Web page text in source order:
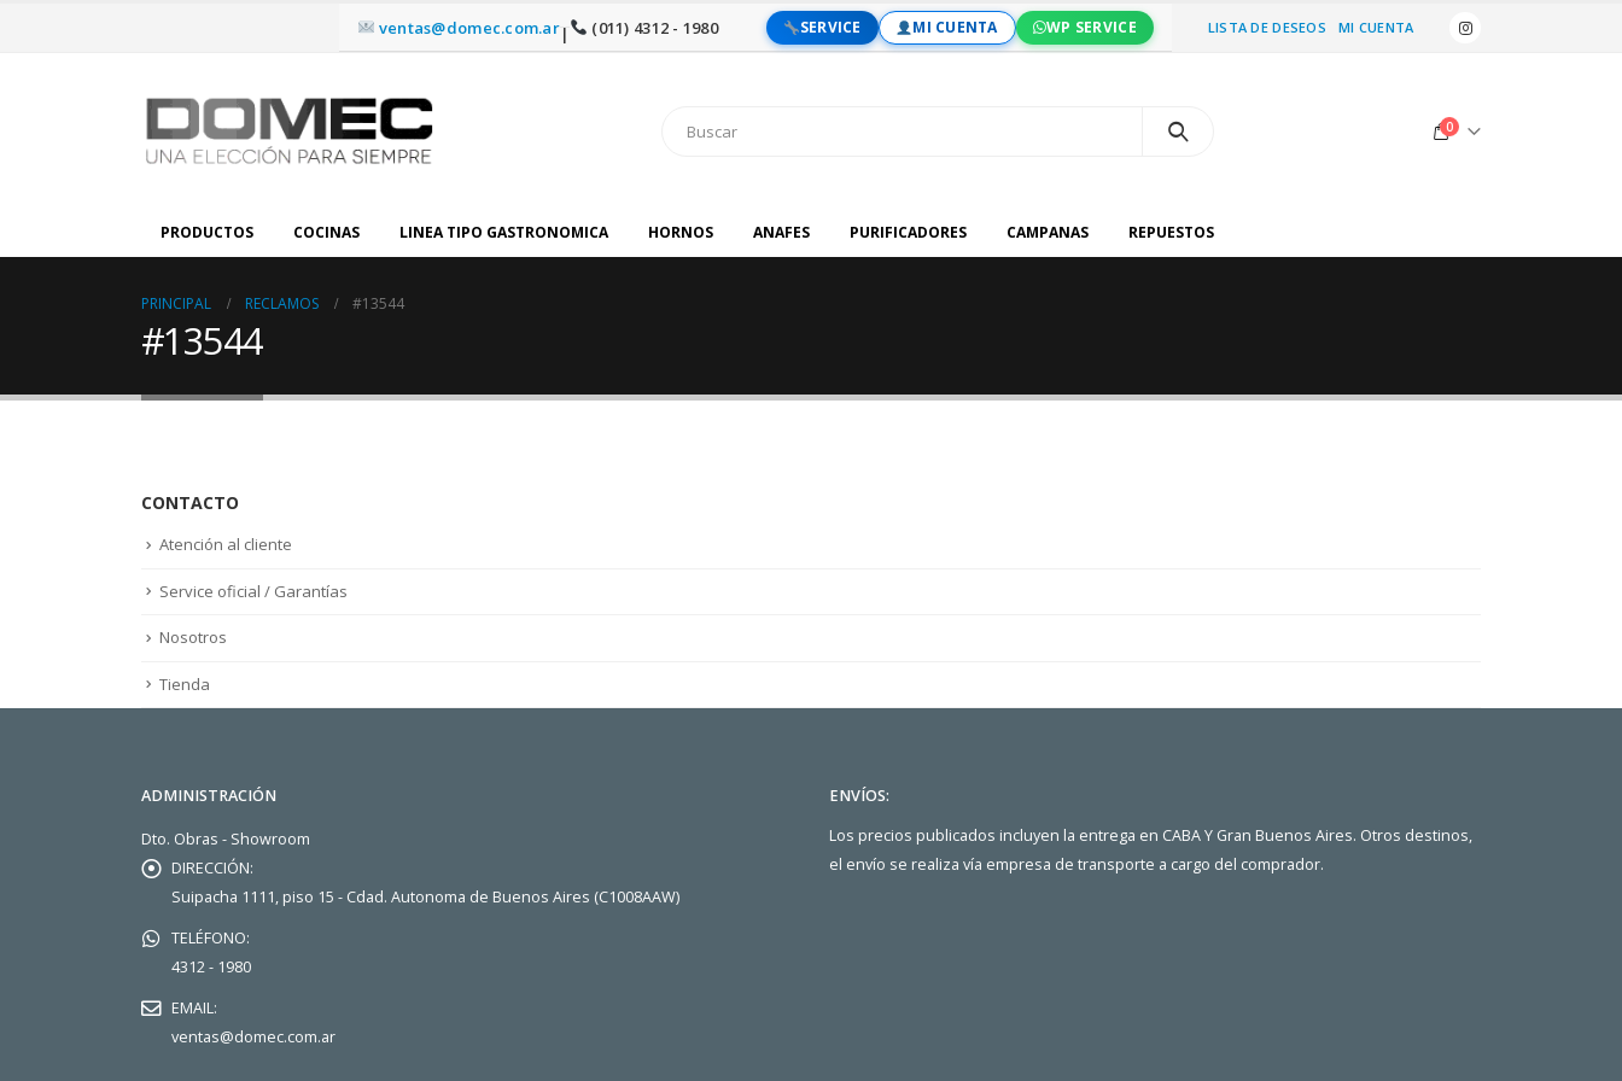
ventas@domec.com.ar| (011) 4312 - 1980 SERVICE MI CUENTA WP SERVICE LISTA DE DESEOS MI CUENTA
0
PRODUCTOS COCINAS LINEA TIPO GASTRONOMICA HORNOS ANAFES PURIFICADORES CAMPANAS REPUESTOS
PRINCIPAL RECLAMOS #13544
#13544
CONTACTO
Atención al cliente
Service oficial / Garantías
Nosotros
Tienda
ADMINISTRACIÓN
Dto. Obras - Showroom
DIRECCIÓN:
Suipacha 1111, piso 15 - Cdad. Autonoma de Buenos Aires (C1008AAW)
TELÉFONO:
4312 - 1980
EMAIL:
ventas@domec.com.ar
ENVÍOS:
Los precios publicados incluyen la entrega en CABA Y Gran Buenos Aires. Otros destinos,
el envío se realiza vía empresa de transporte a cargo del comprador.